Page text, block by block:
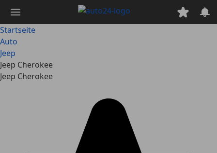
Hauptinhalt
springen
Startseite
Auto
Jeep
Jeep Cherokee
Jeep Cherokee